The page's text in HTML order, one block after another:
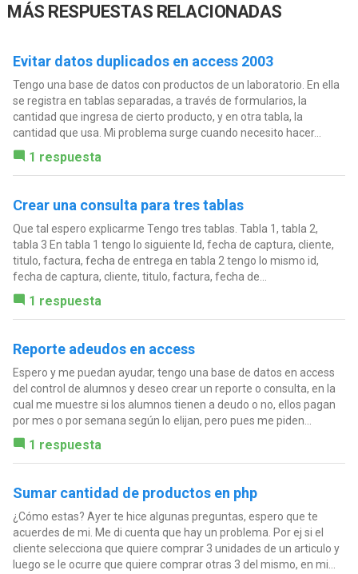
MÁS RESPUESTAS RELACIONADAS
Evitar datos duplicados en access 2003
Tengo una base de datos con productos de un laboratorio. En ella
se registra en tablas separadas, a través de formularios, la
cantidad que ingresa de cierto producto, y en otra tabla, la
cantidad que usa. Mi problema surge cuando necesito hacer...
1 respuesta
Crear una consulta para tres tablas
Que tal espero explicarme Tengo tres tablas. Tabla 1, tabla 2,
tabla 3 En tabla 1 tengo lo siguiente Id, fecha de captura, cliente,
titulo, factura, fecha de entrega en tabla 2 tengo lo mismo id,
fecha de captura, cliente, titulo, factura, fecha de...
1 respuesta
Reporte adeudos en access
Espero y me puedan ayudar, tengo una base de datos en access
del control de alumnos y deseo crear un reporte o consulta, en la
cual me muestre si los alumnos tienen a deudo o no, ellos pagan
por mes o por semana según lo elijan, pero pues me piden...
1 respuesta
Sumar cantidad de productos en php
¿Cómo estas? Ayer te hice algunas preguntas, espero que te
acuerdes de mi. Me di cuenta que hay un problema. Por ej si el
cliente selecciona que quiere comprar 3 unidades de un articulo y
luego se le ocurre que quiere comprar otras 3 del mismo, en mi...